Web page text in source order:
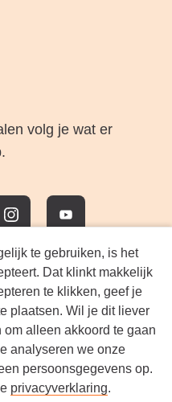
te gebruiken, is het
Dat klinkt makkelijk
te klikken, geef je
plaatsen. Wil je dit liever
alleen akkoord te gaan
analyseren we onze
persoonsgegevens op.
privacyverklaring.
volg je wat er
InstagramYouTube